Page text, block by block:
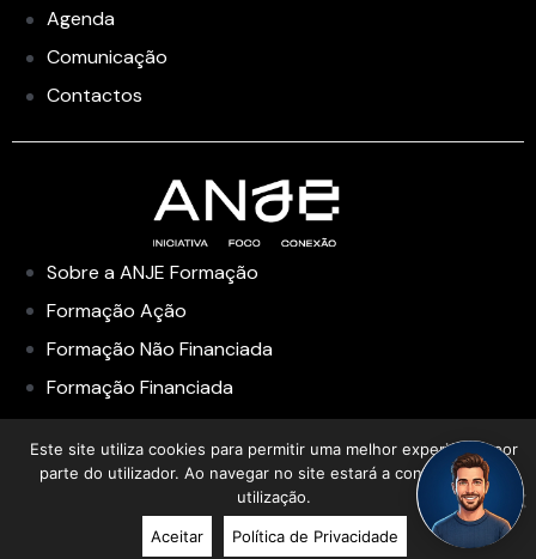
Agenda
Comunicação
Contactos
Sobre a ANJE Formação
Formação Ação
Formação Não Financiada
Formação Financiada
Academia de Liderança
Este site utiliza cookies para permitir uma melhor experiência por
parte do utilizador. Ao navegar no site estará a consentir a sua
utilização.
Aceitar Política de Privacidade